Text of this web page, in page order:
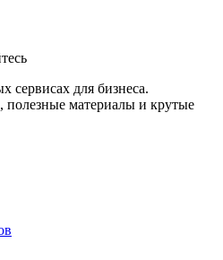
сервисах для бизнеса.
материалы и крутые